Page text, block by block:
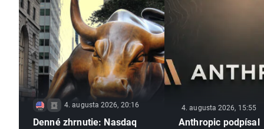
4. augusta 2026, 20:16
Denné zhrnutie: Nasdaq
4. augusta 2026, 15:55
Anthropic podpísal